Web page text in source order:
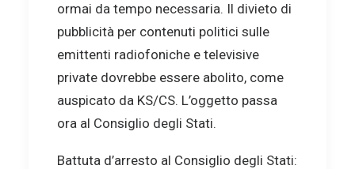
ormai da tempo necessaria. Il divieto di
pubblicità per contenuti politici sulle
emittenti radiofoniche e televisive
private dovrebbe essere abolito, come
auspicato da KS/CS. L’oggetto passa
ora al Consiglio degli Stati.
Battuta d’arresto al Consiglio degli Stati: